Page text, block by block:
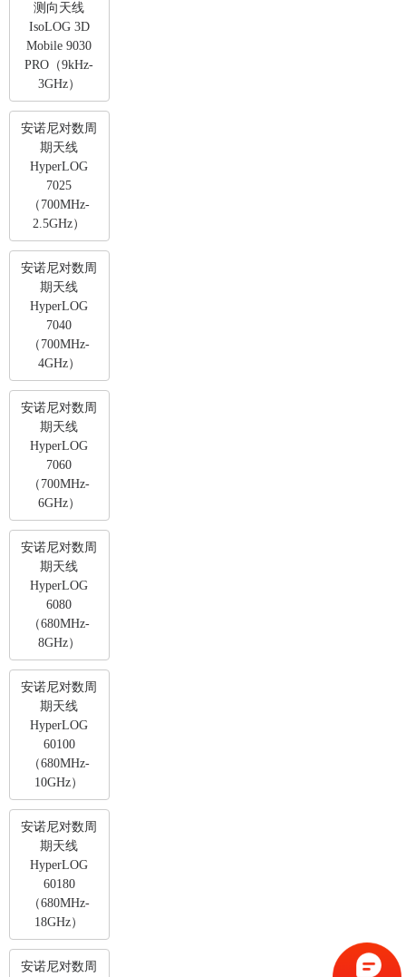
测向天线
IsoLOG 3D
Mobile 9030
PRO（9kHz-
3GHz）
安诺尼对数周
期天线
HyperLOG
7025
（700MHz-
2.5GHz）
安诺尼对数周
期天线
HyperLOG
7040
（700MHz-
4GHz）
安诺尼对数周
期天线
HyperLOG
7060
（700MHz-
6GHz）
安诺尼对数周
期天线
HyperLOG
6080
（680MHz-
8GHz）
安诺尼对数周
期天线
HyperLOG
60100
（680MHz-
10GHz）
安诺尼对数周
期天线
HyperLOG
60180
（680MHz-
18GHz）
安诺尼对数周